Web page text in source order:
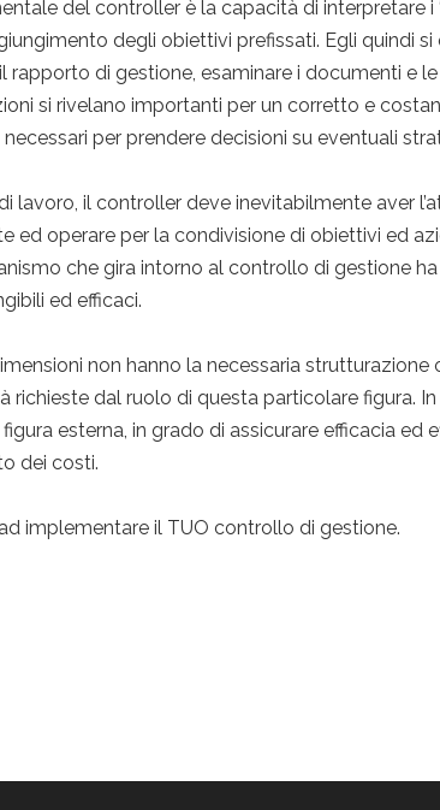
del controller è la capacità di interpretare i
degli obiettivi prefissati. Egli quindi
rapporto di gestione, esaminare i documenti e
si rivelano importanti per un corretto e
per prendere decisioni su eventuali
lavoro, il controller deve inevitabilmente aver
operare per la condivisione di obiettivi ed
che gira intorno al controllo di gestione
ed efficaci.
non hanno la necessaria
richieste dal ruolo di questa particolare figura.
esterna, in grado di assicurare efficacia ed
dei costi.
implementare il TUO controllo di gestione.